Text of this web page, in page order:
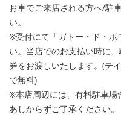
お車でご来店される方へ/駐
い。
※受付にて「ガトー・ド・ボ
い。当店でのお支払い時に
券をお渡しいたします。(テ
で無料)
※本店周辺には、有料駐車場
あしからずご了承ください。